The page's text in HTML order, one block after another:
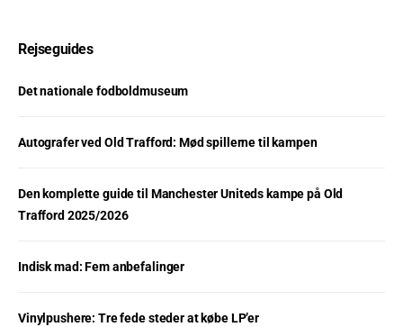
Rejseguides
Det nationale fodboldmuseum
Autografer ved Old Trafford: Mød spillerne til kampen
Den komplette guide til Manchester Uniteds kampe på Old
Trafford 2025/2026
Indisk mad: Fem anbefalinger
Vinylpushere: Tre fede steder at købe LP’er